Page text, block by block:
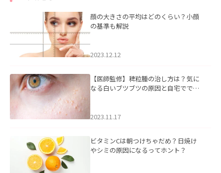
顔の大きさの平均はどのくらい？小顔
の基準も解説
2023.12.12
【医師監修】稗粒腫の治し方は？気に
なる白いブツブツの原因と自宅ででき
2023.11.17
ビタミンCは朝つけちゃだめ？日焼け
やシミの原因になるってホント？